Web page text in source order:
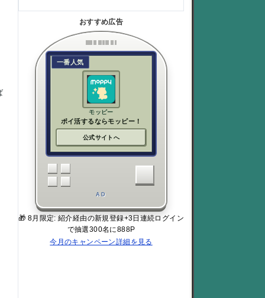
おすすめ広告
一番人気
モッピー
ポイ活するならモッピー！
公式サイトへ
AD
🎁 8月限定: 紹介経由の新規登録+3日連続ログイン
で抽選300名に888P
今月のキャンペーン詳細を見る